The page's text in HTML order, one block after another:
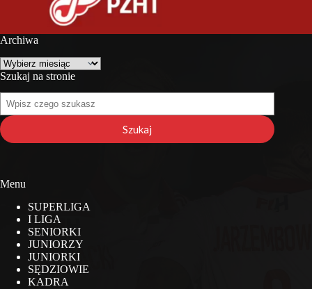
Archiwa
Archiwa
Szukaj na stronie
Szukaj
na
stronie
Szukaj
Menu
SUPERLIGA
I LIGA
SENIORKI
JUNIORZY
JUNIORKI
SĘDZIOWIE
KADRA